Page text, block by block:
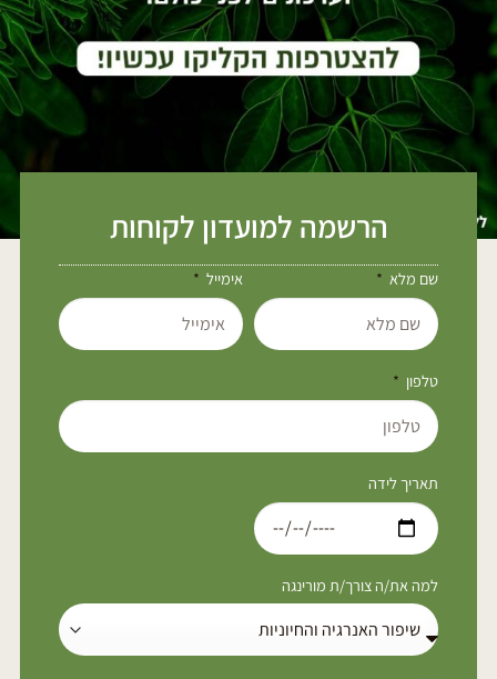
הרשמה למועדון לקוחות
שם מלא אימייל
טלפון
תאריך לידה
למה את/ה צורך/ת מורינגה